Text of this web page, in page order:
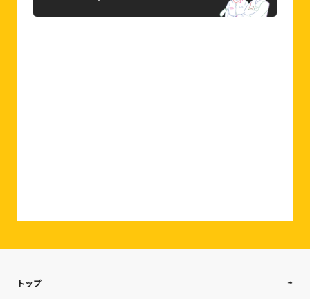
トップ